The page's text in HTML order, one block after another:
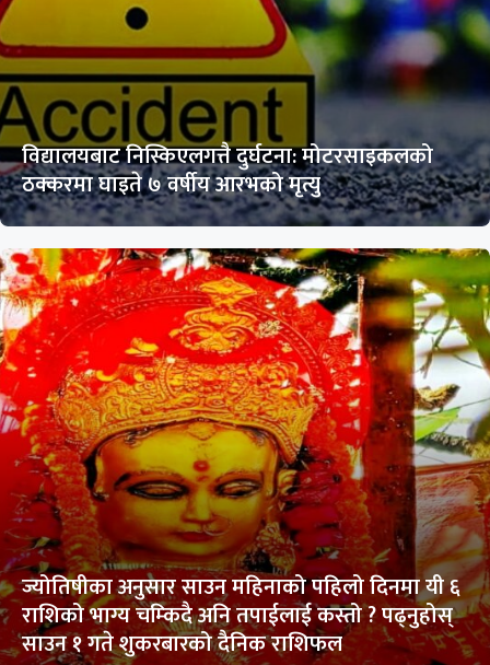
विद्यालयबाट निस्किएलगत्तै दुर्घटना: मोटरसाइकलको
ठक्करमा घाइते ७ वर्षीय आरभको मृत्यु
ज्योतिषीका अनुसार साउन महिनाको पहिलो दिनमा यी ६
राशिको भाग्य चम्किदै अनि तपाईलाई कस्तो ? पढ्नुहोस्
साउन १ गते शुकरबारको दैनिक राशिफल